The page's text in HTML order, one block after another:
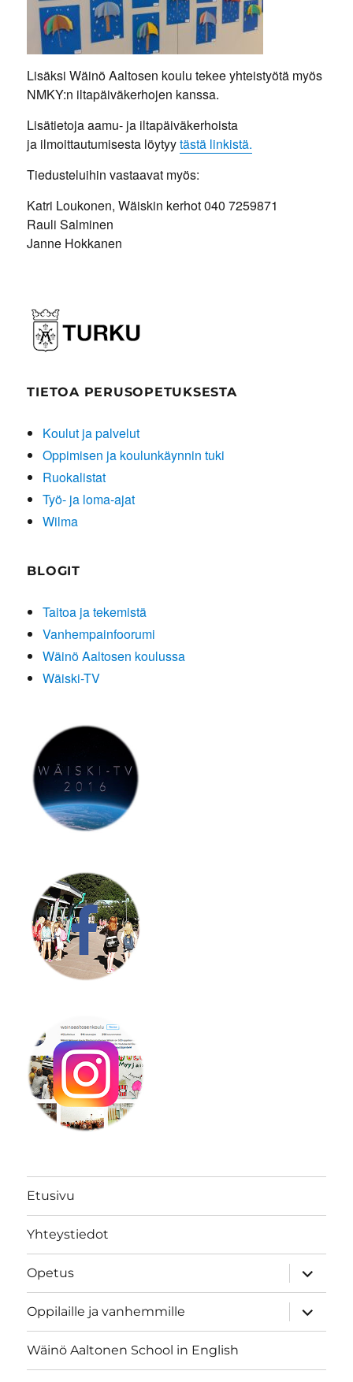
Lisäksi Wäinö Aaltosen koulu tekee yhteistyötä myös
NMKY:n iltapäiväkerhojen kanssa.
Lisätietoja aamu- ja iltapäiväkerhoista
ja ilmoittautumisesta löytyytästä linkistä.
Tiedusteluihin vastaavat myös:
Katri Loukonen, Wäiskin kerhot 040 7259871
Rauli Salminen
Janne Hokkanen
TIETOA PERUSOPETUKSESTA
Koulut ja palvelut
Oppimisen ja koulunkäynnin tuki
Ruokalistat
Työ- ja loma-ajat
Wilma
BLOGIT
Taitoa ja tekemistä
Vanhempainfoorumi
Wäinö Aaltosen koulussa
Wäiski-TV
Etusivu
Yhteystiedot
Opetus
näytä
Oppilaille ja vanhemmille
näytä
Wäinö Aaltonen School in English